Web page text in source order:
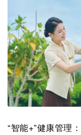
“智能+”健康管理：